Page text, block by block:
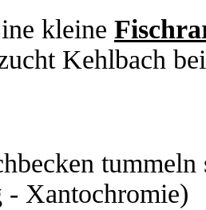
kleine
Kehlbach
- Xantochromie)